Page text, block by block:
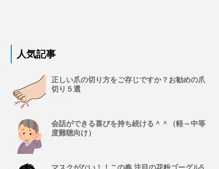
人気記事
正しい爪の切り方をご存じですか？お勧めの爪
切り５選
会話ができる喜びを持ち続ける＾＾（軽～中等
度難聴向け）
マスクがない！！この春 注目の花粉ゴーグル5